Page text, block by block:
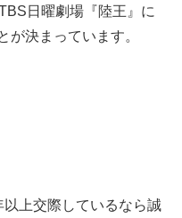
日曜劇場『陸王』に
が決まっています。
上交際しているなら誠